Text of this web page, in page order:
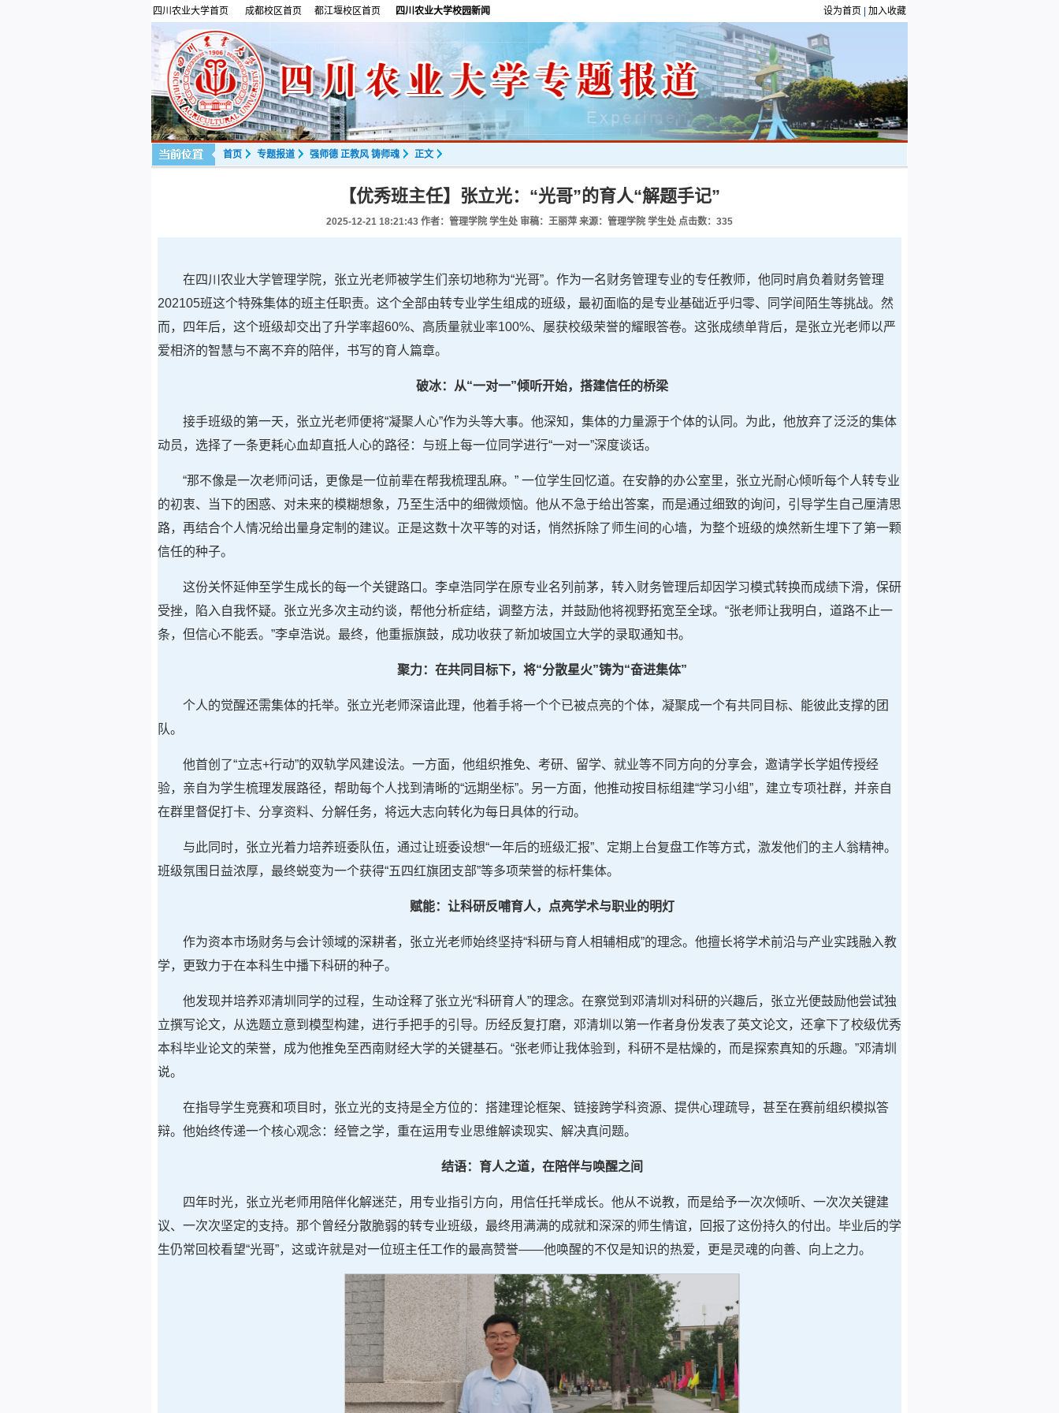
四川农业大学首页 成都校区首页 都江堰校区首页 四川农业大学校园新闻 设为首页 加入收藏
首页 专题报道 强师德 正教风 铸师魂 正文
【优秀班主任】张立光：“光哥”的育人“解题手记”
2025-12-21 18:21:43 作者：管理学院 学生处 审稿：王丽萍 来源：管理学院 学生处 点击数： 335
在四川农业大学管理学院，张立光老师被学生们亲切地称为“光哥”。作为一名财务管理专业的专任教师，他同时肩负着财务管理
202105班这个特殊集体的班主任职责。这个全部由转专业学生组成的班级，最初面临的是专业基础近乎归零、同学间陌生等挑战。然
而，四年后，这个班级却交出了升学率超60%、高质量就业率100%、屡获校级荣誉的耀眼答卷。这张成绩单背后，是张立光老师以严
爱相济的智慧与不离不弃的陪伴，书写的育人篇章。
破冰：从“一对一”倾听开始，搭建信任的桥梁
接手班级的第一天，张立光老师便将“凝聚人心”作为头等大事。他深知，集体的力量源于个体的认同。为此，他放弃了泛泛的集体
动员，选择了一条更耗心血却直抵人心的路径：与班上每一位同学进行“一对一”深度谈话。
“那不像是一次老师问话，更像是一位前辈在帮我梳理乱麻。” 一位学生回忆道。在安静的办公室里，张立光耐心倾听每个人转专业
的初衷、当下的困惑、对未来的模糊想象，乃至生活中的细微烦恼。他从不急于给出答案，而是通过细致的询问，引导学生自己厘清思
路，再结合个人情况给出量身定制的建议。正是这数十次平等的对话，悄然拆除了师生间的心墙，为整个班级的焕然新生埋下了第一颗
信任的种子。
这份关怀延伸至学生成长的每一个关键路口。李卓浩同学在原专业名列前茅，转入财务管理后却因学习模式转换而成绩下滑，保研
受挫，陷入自我怀疑。张立光多次主动约谈，帮他分析症结，调整方法，并鼓励他将视野拓宽至全球。“张老师让我明白，道路不止一
条，但信心不能丢。”李卓浩说。最终，他重振旗鼓，成功收获了新加坡国立大学的录取通知书。
聚力：在共同目标下，将“分散星火”铸为“奋进集体”
个人的觉醒还需集体的托举。张立光老师深谙此理，他着手将一个个已被点亮的个体，凝聚成一个有共同目标、能彼此支撑的团
队。
他首创了“立志+行动”的双轨学风建设法。一方面，他组织推免、考研、留学、就业等不同方向的分享会，邀请学长学姐传授经
验，亲自为学生梳理发展路径，帮助每个人找到清晰的“远期坐标”。另一方面，他推动按目标组建“学习小组”，建立专项社群，并亲自
在群里督促打卡、分享资料、分解任务，将远大志向转化为每日具体的行动。
与此同时，张立光着力培养班委队伍，通过让班委设想“一年后的班级汇报”、定期上台复盘工作等方式，激发他们的主人翁精神。
班级氛围日益浓厚，最终蜕变为一个获得“五四红旗团支部”等多项荣誉的标杆集体。
赋能：让科研反哺育人，点亮学术与职业的明灯
作为资本市场财务与会计领域的深耕者，张立光老师始终坚持“科研与育人相辅相成”的理念。他擅长将学术前沿与产业实践融入教
学，更致力于在本科生中播下科研的种子。
他发现并培养邓清圳同学的过程，生动诠释了张立光“科研育人”的理念。在察觉到邓清圳对科研的兴趣后，张立光便鼓励他尝试独
立撰写论文，从选题立意到模型构建，进行手把手的引导。历经反复打磨，邓清圳以第一作者身份发表了英文论文，还拿下了校级优秀
本科毕业论文的荣誉，成为他推免至西南财经大学的关键基石。“张老师让我体验到，科研不是枯燥的，而是探索真知的乐趣。”邓清圳
说。
在指导学生竞赛和项目时，张立光的支持是全方位的：搭建理论框架、链接跨学科资源、提供心理疏导，甚至在赛前组织模拟答
辩。他始终传递一个核心观念：经管之学，重在运用专业思维解读现实、解决真问题。
结语：育人之道，在陪伴与唤醒之间
四年时光，张立光老师用陪伴化解迷茫，用专业指引方向，用信任托举成长。他从不说教，而是给予一次次倾听、一次次关键建
议、一次次坚定的支持。那个曾经分散脆弱的转专业班级，最终用满满的成就和深深的师生情谊，回报了这份持久的付出。毕业后的学
生仍常回校看望“光哥”，这或许就是对一位班主任工作的最高赞誉——他唤醒的不仅是知识的热爱，更是灵魂的向善、向上之力。